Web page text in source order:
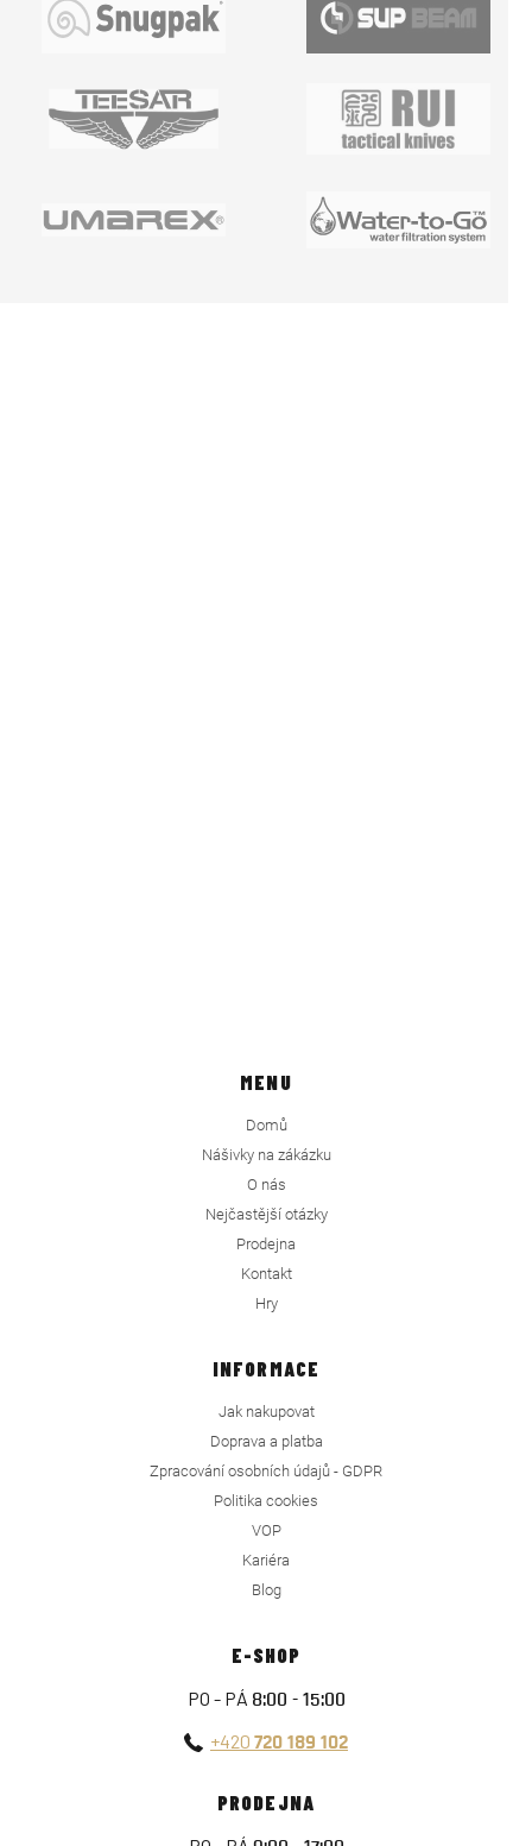
MENU
Domů
Nášivky na zákázku
O nás
Nejčastější otázky
Prodejna
Kontakt
Hry
INFORMACE
Jak nakupovat
Doprava a platba
Zpracování osobních údajů - GDPR
Politika cookies
VOP
Kariéra
Blog
E-SHOP
PO - PÁ 8:00 - 15:00
+420 720 189 102
PRODEJNA